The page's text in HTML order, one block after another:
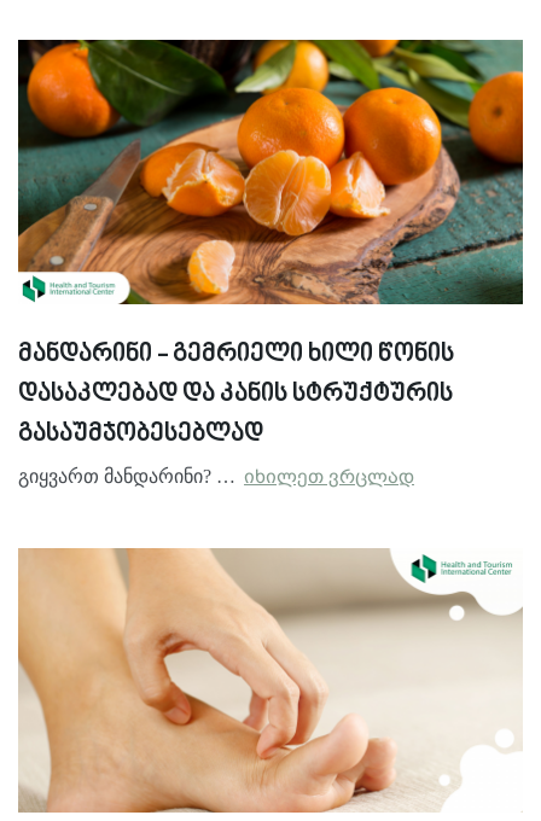
მანდარინი - გემრიელი ხილი წონის
დასაკლებად და კანის სტრუქტურის
გასაუმჯობესებლად
გიყვართ მანდარინი? … იხილეთ ვრცლად